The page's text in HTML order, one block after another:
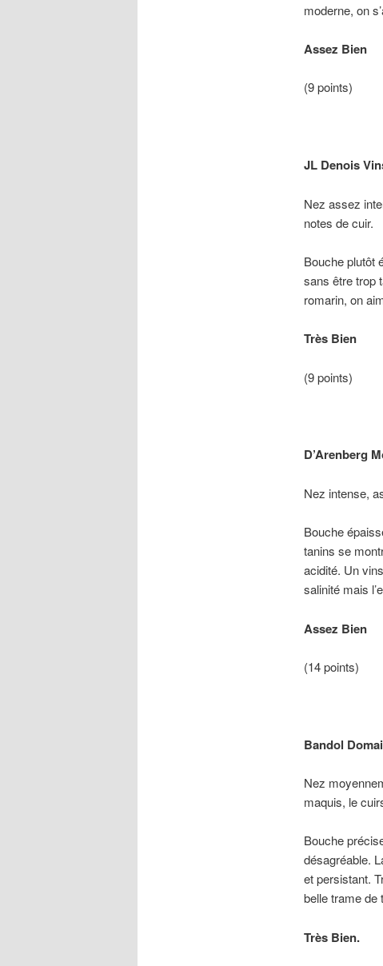
moderne, on
Assez Bien
(9 points)
JL Denois
Nez assez
notes de cuir.
Bouche plutôt
sans être trop
romarin, on
Très Bien
(9 points)
D’Arenberg
Nez intense,
Bouche
tanins se
acidité. Un
salinité mais
Assez Bien
(14 points)
Bandol
Nez
maquis, le
Bouche
désagréable.
et persistant.
belle trame de
Très Bien.